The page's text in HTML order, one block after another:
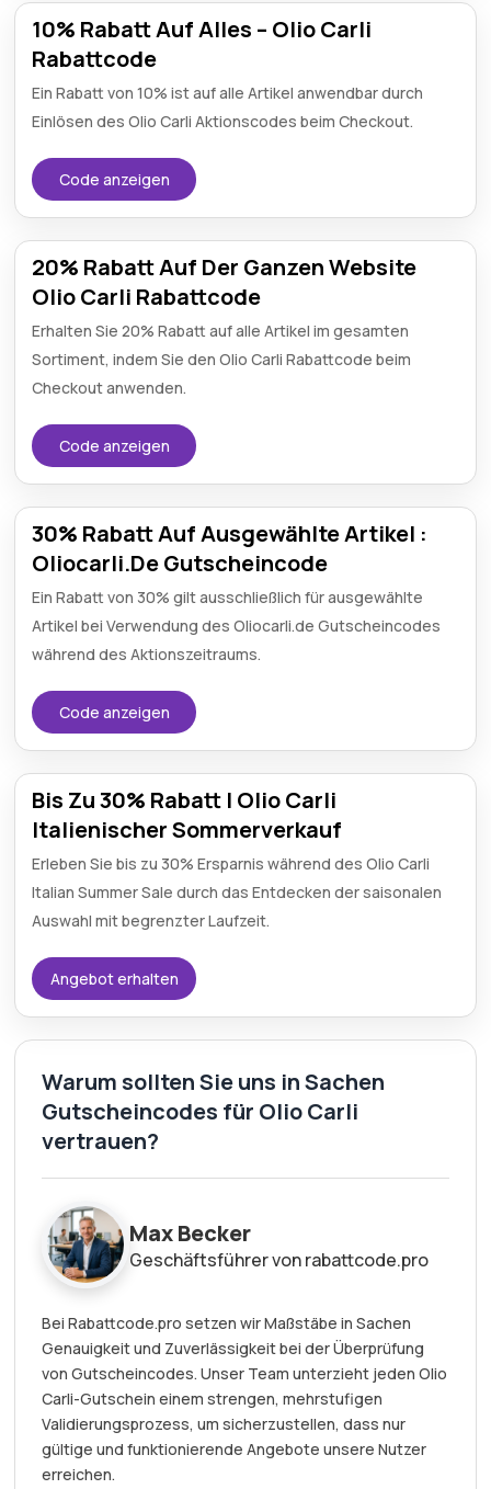
10% Rabatt Auf Alles – Olio Carli
Rabattcode
Ein Rabatt von 10% ist auf alle Artikel anwendbar durch
Einlösen des Olio Carli Aktionscodes beim Checkout.
Code anzeigen
20% Rabatt Auf Der Ganzen Website
Olio Carli Rabattcode
Erhalten Sie 20% Rabatt auf alle Artikel im gesamten
Sortiment, indem Sie den Olio Carli Rabattcode beim
Checkout anwenden.
Code anzeigen
30% Rabatt Auf Ausgewählte Artikel :
Oliocarli.De Gutscheincode
Ein Rabatt von 30% gilt ausschließlich für ausgewählte
Artikel bei Verwendung des Oliocarli.de Gutscheincodes
während des Aktionszeitraums.
Code anzeigen
Bis Zu 30% Rabatt | Olio Carli
Italienischer Sommerverkauf
Erleben Sie bis zu 30% Ersparnis während des Olio Carli
Italian Summer Sale durch das Entdecken der saisonalen
Auswahl mit begrenzter Laufzeit.
Angebot erhalten
Warum sollten Sie uns in Sachen
Gutscheincodes für Olio Carli
vertrauen?
Max Becker
Geschäftsführer von rabattcode.pro
Bei Rabattcode.pro setzen wir Maßstäbe in Sachen
Genauigkeit und Zuverlässigkeit bei der Überprüfung
von Gutscheincodes. Unser Team unterzieht jeden Olio
Carli-Gutschein einem strengen, mehrstufigen
Validierungsprozess, um sicherzustellen, dass nur
gültige und funktionierende Angebote unsere Nutzer
erreichen.